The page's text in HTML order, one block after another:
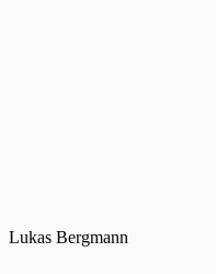
Lukas Bergmann